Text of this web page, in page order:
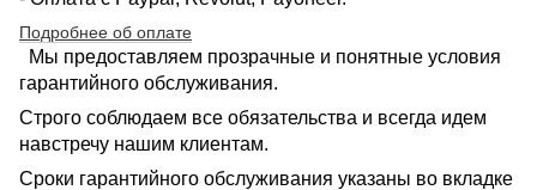
Подробнее об оплате
Мы предоставляем прозрачные и понятные условия
гарантийного обслуживания.
Строго соблюдаем все обязательства и всегда идем
навстречу нашим клиентам.
Сроки гарантийного обслуживания указаны во вкладке